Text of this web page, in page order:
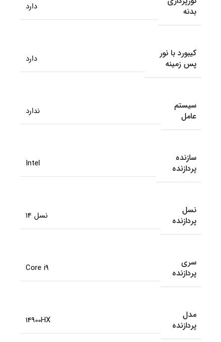
بدنه
دارد
کیبورد با نور
پس زمینه
دارد
سیستم
عامل
ندارد
سازنده
پردازنده
Intel
نسل
پردازنده
نسل 14
سری
پردازنده
Core i9
مدل
پردازنده
14900HX